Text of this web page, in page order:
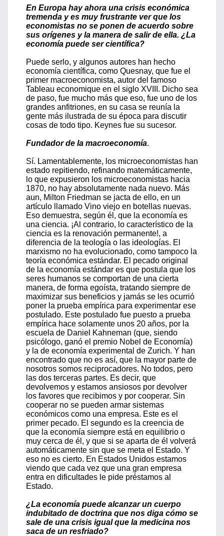
En Europa hay ahora una crisis económica
tremenda y es muy frustrante ver que los
economistas no se ponen de acuerdo sobre
sus orígenes y la manera de salir de ella. ¿La
economía puede ser científica?
Puede serlo, y algunos autores han hecho
economía científica, como Quesnay, que fue el
primer macroeconomista, autor del famoso
Tableau economique en el siglo XVIII. Dicho sea
de paso, fue mucho más que eso, fue uno de los
grandes anfitriones, en su casa se reunía la
gente más ilustrada de su época para discutir
cosas de todo tipo. Keynes fue su sucesor.
Fundador de la macroeconomía.
Sí. Lamentablemente, los microeconomistas han
estado repitiendo, refinando matemáticamente,
lo que expusieron los microeconomistas hacia
1870, no hay absolutamente nada nuevo. Más
aun, Milton Friedman se jacta de ello, en un
artículo llamado Vino viejo en botellas nuevas.
Eso demuestra, según él, que la economía es
una ciencia. ¡Al contrario, lo característico de la
ciencia es la renovación permanente!, a
diferencia de la teología o las ideologías. El
marxismo no ha evolucionado, como tampoco la
teoría económica estándar. El pecado original
de la economía estándar es que postula que los
seres humanos se comportan de una cierta
manera, de forma egoísta, tratando siempre de
maximizar sus beneficios y jamás se les ocurrió
poner la prueba empírica para experimentar ese
postulado. Este postulado fue puesto a prueba
empírica hace solamente unos 20 años, por la
escuela de Daniel Kahneman (que, siendo
psicólogo, ganó el premio Nobel de Economía)
y la de economía experimental de Zurich. Y han
encontrado que no es así, que la mayor parte de
nosotros somos reciprocadores. No todos, pero
las dos terceras partes. Es decir, que
devolvemos y estamos ansiosos por devolver
los favores que recibimos y por cooperar. Sin
cooperar no se pueden armar sistemas
económicos como una empresa. Este es el
primer pecado. El segundo es la creencia de
que la economía siempre está en equilibrio o
muy cerca de él, y que si se aparta de él volverá
automáticamente sin que se meta el Estado. Y
eso no es cierto. En Estados Unidos estamos
viendo que cada vez que una gran empresa
entra en dificultades le pide préstamos al
Estado.
¿La economía puede alcanzar un cuerpo
indubitado de doctrina que nos diga cómo se
sale de una crisis igual que la medicina nos
saca de un resfriado?